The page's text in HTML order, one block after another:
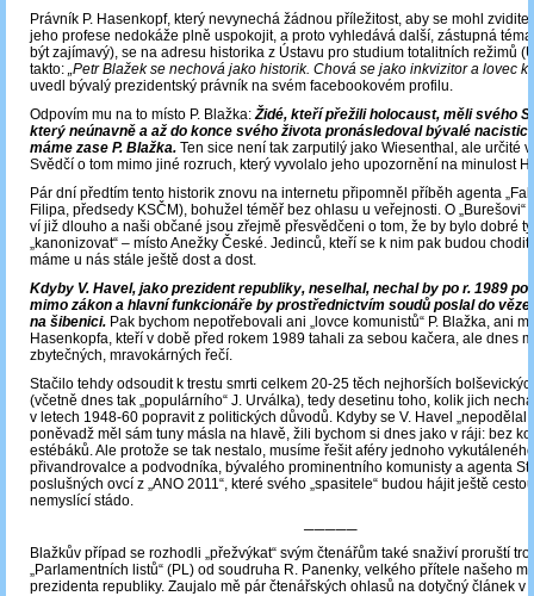
Právník P. Hasenkopf, který nevynechá žádnou příležitost, aby se mohl
jeho profese nedokáže plně uspokojit, a proto vyhledává další, zástupná
být zajímavý), se na adresu historika z Ústavu pro studium totalitních režimů
takto: „Petr Blažek se nechová jako historik. Chová se jako inkvizitor a lovec
uvedl bývalý prezidentský právník na svém facebookovém profilu.
Odpovím mu na to místo P. Blažka: Židé, kteří přežili holocaust, měli svého
který neúnavně a až do konce svého života pronásledoval bývalé
máme zase P. Blažka. Ten sice není tak zarputilý jako Wiesenthal, ale určité
Svědčí o tom mimo jiné rozruch, který vyvolalo jeho upozornění na minulost
Pár dní předtím tento historik znovu na internetu připomněl příběh agenta
Filipa, předsedy KSČM), bohužel téměř bez ohlasu u veřejnosti. O „Burešovi“ i
ví již dlouho a naši občané jsou zřejmě přesvědčeni o tom, že by bylo dobré
„kanonizovat“ – místo Anežky České. Jedinců, kteří se k nim pak budou
máme u nás stále ještě dost a dost.
Kdyby V. Havel, jako prezident republiky, neselhal, nechal by po r. 1989
mimo zákon a hlavní funkcionáře by prostřednictvím soudů poslal do
na šibenici. Pak bychom nepotřebovali ani „lovce komunistů“ P. Blažka, ani
Hasenkopfa, kteří v době před rokem 1989 tahali za sebou kačera, ale dnes
zbytečných, mravokárných řečí.
Stačilo tehdy odsoudit k trestu smrti celkem 20-25 těch nejhorších
(včetně dnes tak „populárního“ J. Urválka), tedy desetinu toho, kolik jich
v letech 1948-60 popravit z politických důvodů. Kdyby se V. Havel „nepodělal
poněvadž měl sám tuny másla na hlavě, žili bychom si dnes jako v ráji: bez
estébáků. Ale protože se tak nestalo, musíme řešit aféry jednoho
přivandrovalce a podvodníka, bývalého prominentního komunisty a agenta
poslušných ovcí z „ANO 2011“, které svého „spasitele“ budou hájit ještě
nemyslící stádo.
─────
Blažkův případ se rozhodli „přežvýkat“ svým čtenářům také snaživí proruští
„Parlamentních listů“ (PL) od soudruha R. Panenky, velkého přítele našeho
prezidenta republiky. Zaujalo mě pár čtenářských ohlasů na dotyčný článek v